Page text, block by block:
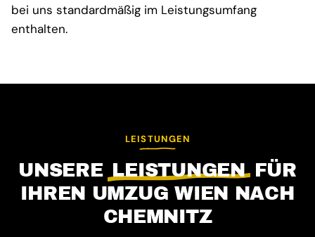
bei uns standardmäßig im Leistungsumfang
enthalten.
LEISTUNGEN
UNSERE LEISTUNGENFÜR
IHREN UMZUG WIEN NACH
CHEMNITZ